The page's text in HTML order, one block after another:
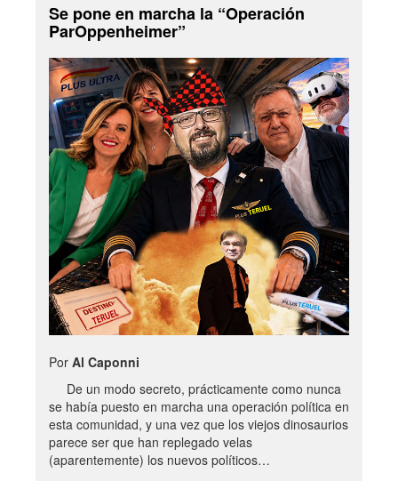
Se pone en marcha la “Operación
ParOppenheimer”
Por Al Caponni
De un modo secreto, prácticamente como nunca
se había puesto en marcha una operación política en
esta comunidad, y una vez que los viejos dinosaurios
parece ser que han replegado velas
(aparentemente) los nuevos políticos…